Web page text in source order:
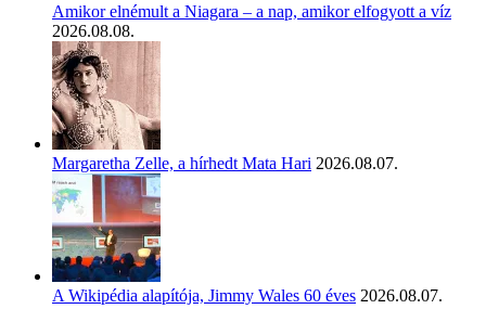
Amikor elnémult a Niagara – a nap, amikor elfogyott a víz
2026.08.08.
Margaretha Zelle, a hírhedt Mata Hari 2026.08.07.
A Wikipédia alapítója, Jimmy Wales 60 éves 2026.08.07.